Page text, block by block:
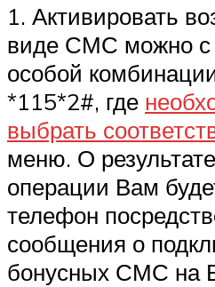
1. Активировать
виде СМС можно
особой
*115*2#, где
выбрать
меню. О
операции Вам
телефон
сообщения о
бонусных СМС на